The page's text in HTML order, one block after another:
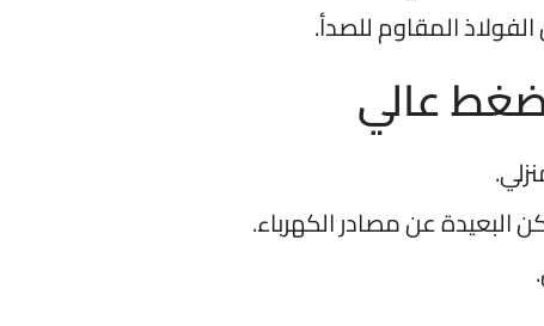
المقاوم للصدأ.
ضغط عالي
البعيدة عن مصادر الكهرباء.